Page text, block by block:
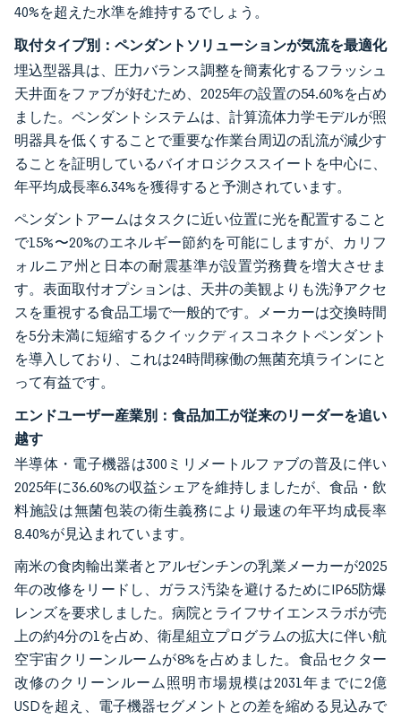
40%を超えた水準を維持するでしょう。
取付タイプ別：ペンダントソリューションが気流を最適化
埋込型器具は、圧力バランス調整を簡素化するフラッシュ
天井面をファブが好むため、2025年の設置の54.60%を占め
ました。ペンダントシステムは、計算流体力学モデルが照
明器具を低くすることで重要な作業台周辺の乱流が減少す
ることを証明しているバイオロジクススイートを中心に、
年平均成長率6.34%を獲得すると予測されています。
ペンダントアームはタスクに近い位置に光を配置すること
で15%〜20%のエネルギー節約を可能にしますが、カリフ
ォルニア州と日本の耐震基準が設置労務費を増大させま
す。表面取付オプションは、天井の美観よりも洗浄アクセ
スを重視する食品工場で一般的です。メーカーは交換時間
を5分未満に短縮するクイックディスコネクトペンダント
を導入しており、これは24時間稼働の無菌充填ラインにと
って有益です。
エンドユーザー産業別：食品加工が従来のリーダーを追い
越す
半導体・電子機器は300ミリメートルファブの普及に伴い
2025年に36.60%の収益シェアを維持しましたが、食品・飲
料施設は無菌包装の衛生義務により最速の年平均成長率
8.40%が見込まれています。
南米の食肉輸出業者とアルゼンチンの乳業メーカーが2025
年の改修をリードし、ガラス汚染を避けるためにIP65防爆
レンズを要求しました。病院とライフサイエンスラボが売
上の約4分の1を占め、衛星組立プログラムの拡大に伴い航
空宇宙クリーンルームが8%を占めました。食品セクター
改修のクリーンルーム照明市場規模は2031年までに2億
USDを超え、電子機器セグメントとの差を縮める見込みで